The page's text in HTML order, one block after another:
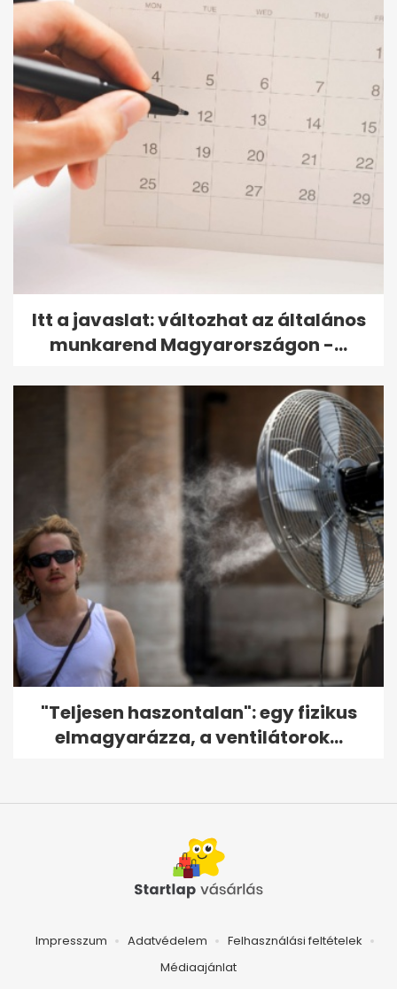
Itt a javaslat: változhat az általános
munkarend Magyarországon -...
"Teljesen haszontalan": egy fizikus
elmagyarázza, a ventilátorok...
Impresszum Adatvédelem
Felhasználási feltételek
Médiaajánlat